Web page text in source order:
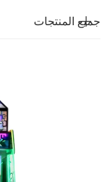
جميع المنتجات